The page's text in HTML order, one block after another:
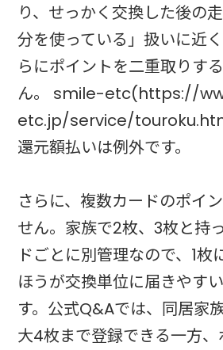
り、せっかく交換した後の
分を使っている」扱いに近
らにポイントを二重取りす
ん。 smile-etc(https://
etc.jp/service/
還元額払いは例外です。
さらに、複数カードのポイ
せん。家族で2枚、3枚と持
ドごとに別管理なので、1枚
ほうが交換単位に届きやす
す。公式Q&Aでは、同居家
大4枚まで登録できる一方